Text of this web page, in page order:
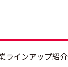
ラインアップ紹介